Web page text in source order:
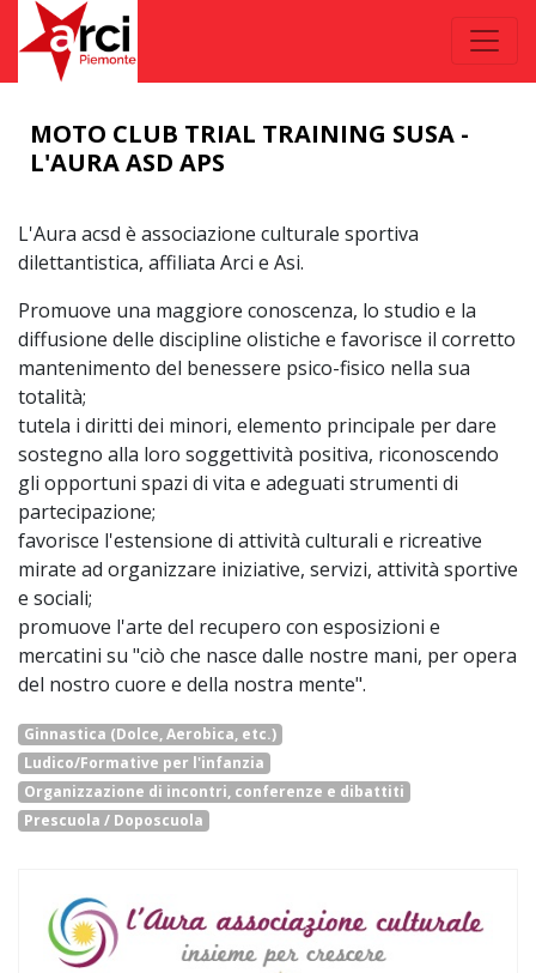
MOTO CLUB TRIAL TRAINING SUSA -
L'AURA ASD APS
L'Aura acsd è associazione culturale sportiva
dilettantistica, affiliata Arci e Asi.
Promuove una maggiore conoscenza, lo studio e la
diffusione delle discipline olistiche e favorisce il corretto
mantenimento del benessere psico-fisico nella sua
totalità;
tutela i diritti dei minori, elemento principale per dare
sostegno alla loro soggettività positiva, riconoscendo
gli opportuni spazi di vita e adeguati strumenti di
partecipazione;
favorisce l'estensione di attività culturali e ricreative
mirate ad organizzare iniziative, servizi, attività sportive
e sociali;
promuove l'arte del recupero con esposizioni e
mercatini su "ciò che nasce dalle nostre mani, per opera
del nostro cuore e della nostra mente".
Ginnastica (Dolce, Aerobica, etc.)
Ludico/Formative per l'infanzia
Organizzazione di incontri, conferenze e dibattiti
Prescuola / Doposcuola